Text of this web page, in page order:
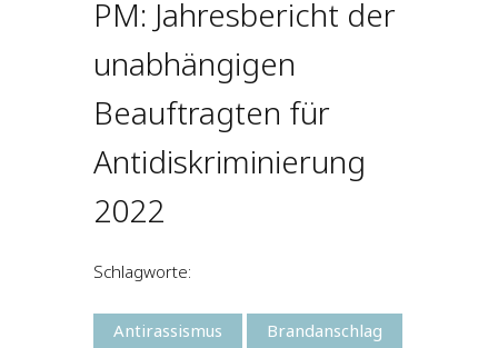
PM: Jahresbericht der
unabhängigen
Beauftragten für
Antidiskriminierung
2022
Schlagworte:
Antirassismus
Brandanschlag